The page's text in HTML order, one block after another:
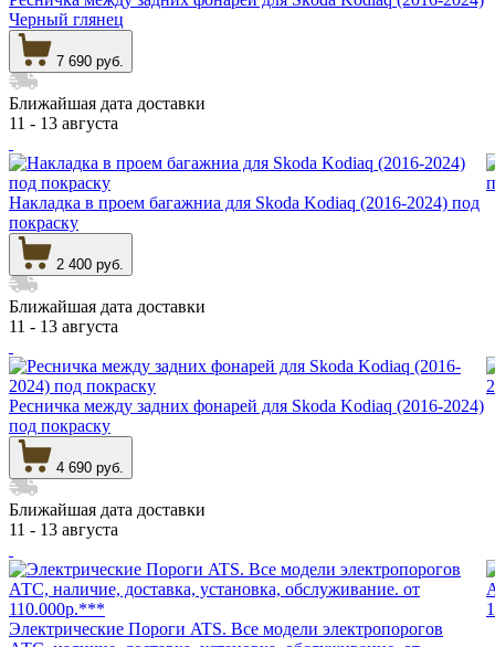
Черный глянец
7 690 руб.
Ближайшая дата доставки
11 - 13 августа
Накладка в проем багажниа для Skoda Kodiaq (2016-2024) под
покраску
2 400 руб.
Ближайшая дата доставки
11 - 13 августа
Ресничка между задних фонарей для Skoda Kodiaq (2016-2024)
под покраску
4 690 руб.
Ближайшая дата доставки
11 - 13 августа
Электрические Пороги ATS. Все модели электропорогов